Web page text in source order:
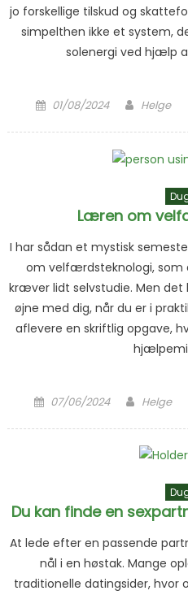
jo forskellige tilskud og
simpelthen ikke et system,
solenergi ved hjælp
Posted on
01/08/2024 Author
Helge
Læren om
I har sådan et mystisk
om velfærdsteknologi, som
kræver lidt selvstudie. Men
øjne med dig, når du er i
aflevere en skriftlig opgave,
Posted on
07/06/2024 Author
Helge
Du kan finde en
At lede efter en passende
nål i en høstak. Mange
traditionelle datingsider, hvor